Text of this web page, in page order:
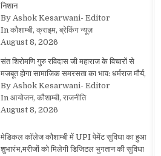
निशान
By Ashok Kesarwani- Editor
In कौशाम्बी, क्राइम, ब्रेकिंग न्यूज़
August 8, 2026
संत शिरोमणि गुरु रविदास जी महाराज के विचारों से
मजबूत होगा सामाजिक समरसता का भाव: धर्मराज मौर्य,
By Ashok Kesarwani- Editor
In आयोजन, कौशाम्बी, राजनीति
August 8, 2026
मेडिकल कॉलेज कौशाम्बी में UPI पेमेंट सुविधा का हुआ
शुभारंभ,मरीजों को मिलेगी डिजिटल भुगतान की सुविधा